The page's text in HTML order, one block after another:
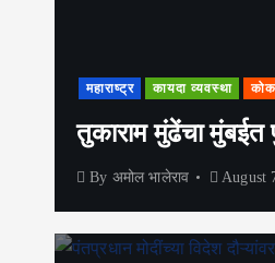
महाराष्ट्र कायदा व्यवस्था
तुकाराम मुंढेंचा
By अमोल भालेराव August